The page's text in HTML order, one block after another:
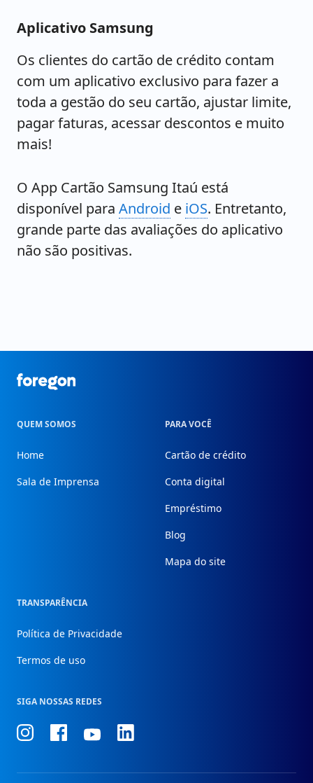
Aplicativo Samsung
Os clientes do cartão de crédito contam
com um aplicativo exclusivo para fazer a
toda a gestão do seu cartão, ajustar limite,
pagar faturas, acessar descontos e muito
mais!
O App Cartão Samsung Itaú está
disponível para Android e iOS. Entretanto,
grande parte das avaliações do aplicativo
não são positivas.
Foregon.com
QUEM SOMOS
Home
Sala de Imprensa
PARA VOCÊ
Cartão de crédito
Conta digital
Empréstimo
Blog
Mapa do site
TRANSPARÊNCIA
Política de Privacidade
Termos de uso
SIGA NOSSAS REDES
ConheçaConheçaConheçaConheça